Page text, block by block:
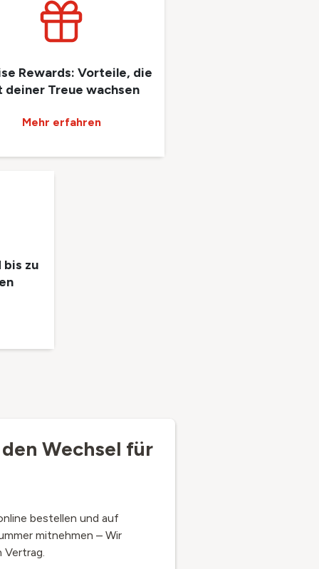
Rewards: Vorteile, die
deiner Treue wachsen
Mehr erfahren
bis zu
Wechsel für
bestellen und auf
mitnehmen – Wir
Vertrag.